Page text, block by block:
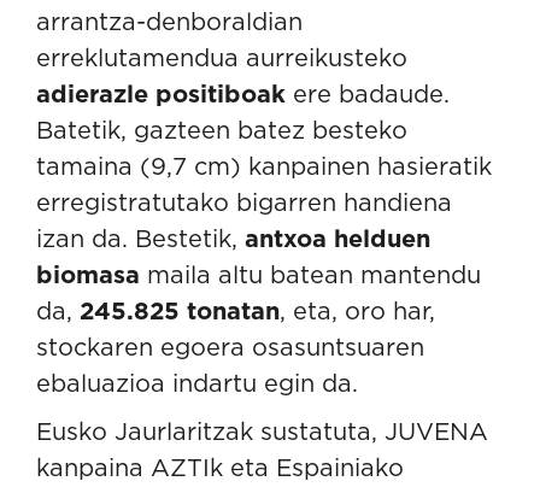
arrantza-denboraldian
erreklutamendua aurreikusteko
adierazle positiboak ere badaude.
Batetik, gazteen batez besteko
tamaina (9,7 cm) kanpainen hasieratik
erregistratutako bigarren handiena
izan da. Bestetik, antxoa helduen
biomasa maila altu batean mantendu
da, 245.825 tonatan, eta, oro har,
stockaren egoera osasuntsuaren
ebaluazioa indartu egin da.
Eusko Jaurlaritzak sustatuta, JUVENA
kanpaina AZTIk eta Espainiako